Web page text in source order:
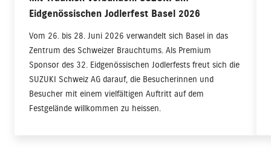
Eidgenössischen Jodlerfest Basel 2026
Vom 26. bis 28. Juni 2026 verwandelt sich Basel in das
Zentrum des Schweizer Brauchtums. Als Premium
Sponsor des 32. Eidgenössischen Jodlerfests freut sich die
SUZUKI Schweiz AG darauf, die Besucherinnen und
Besucher mit einem vielfältigen Auftritt auf dem
Festgelände willkommen zu heissen.